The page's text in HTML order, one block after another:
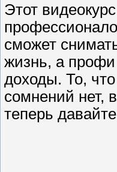
Этот
сможет
жизнь, а профи
доходы. То,
сомнений нет,
теперь